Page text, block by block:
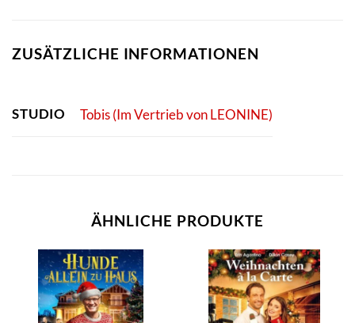
ZUSÄTZLICHE INFORMATIONEN
STUDIO Tobis (Im Vertrieb von LEONINE)
ÄHNLICHE PRODUKTE